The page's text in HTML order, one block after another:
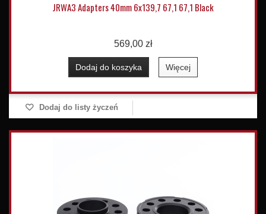
JRWA3 Adapters 40mm 6x139,7 67,1 67,1 Black
569,00 zł
Dodaj do koszyka Więcej
Dodaj do listy życzeń